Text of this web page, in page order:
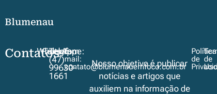
Blumenau
Contatos
WhatsApp
Telegram
Telefone:
(47)
99630-
1661
E-
mail:
contato@blumenauemfoco.com.br
Nosso objetivo é publicar
notícias e artigos que
auxiliem na informação de
de de